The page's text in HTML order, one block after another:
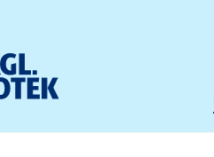
logo. Gå til Det Kongelige
forfatter, tidsskrift, database